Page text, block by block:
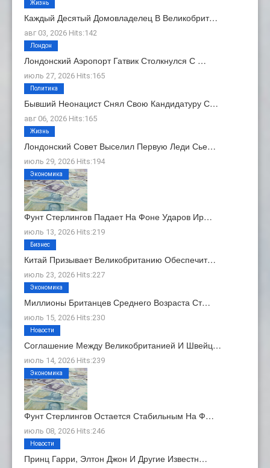
Каждый Десятый Домовладелец В Великобрит…
авг 03, 2026 Hits:142
Жизнь
Лондонский Аэропорт Гатвик Столкнулся С …
июль 27, 2026 Hits:165
Лондон
Бывший Неонацист Снял Свою Кандидатуру С…
авг 06, 2026 Hits:165
Политика
Лондонский Совет Выселил Первую Леди Сье…
июль 29, 2026 Hits:194
Жизнь
Фунт Стерлингов Падает На Фоне Ударов Ир…
июль 13, 2026 Hits:219
Экономика
Китай Призывает Великобританию Обеспечит…
июль 23, 2026 Hits:227
Бизнес
Миллионы Британцев Среднего Возраста Ст…
июль 15, 2026 Hits:230
Экономика
Соглашение Между Великобританией И Швейц…
июль 14, 2026 Hits:239
Новости
Фунт Стерлингов Остается Стабильным На Ф…
июль 08, 2026 Hits:246
Экономика
Принц Гарри, Элтон Джон И Другие Известн…
Новости